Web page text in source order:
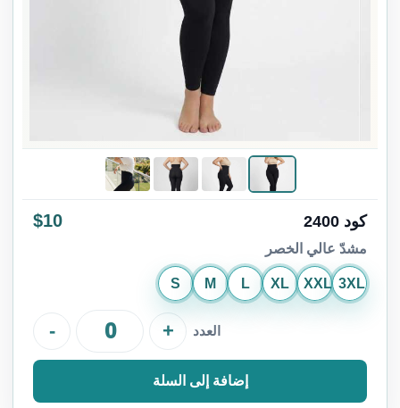
كود 2400 $10
مشدّ عالي الخصر
S M L XL XXL 3XL
العدد - +
إضافة إلى السلة